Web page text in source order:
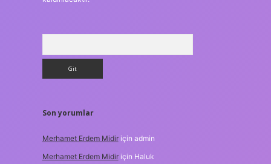
Son yorumlar
Merhamet Erdem Midiriçin admin
Merhamet Erdem Midiriçin Haluk